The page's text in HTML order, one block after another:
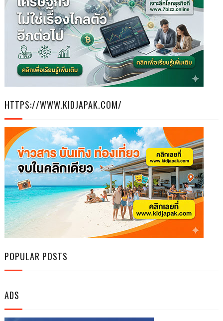
HTTPS://WWW.KIDJAPAK.COM/
POPULAR POSTS
ADS